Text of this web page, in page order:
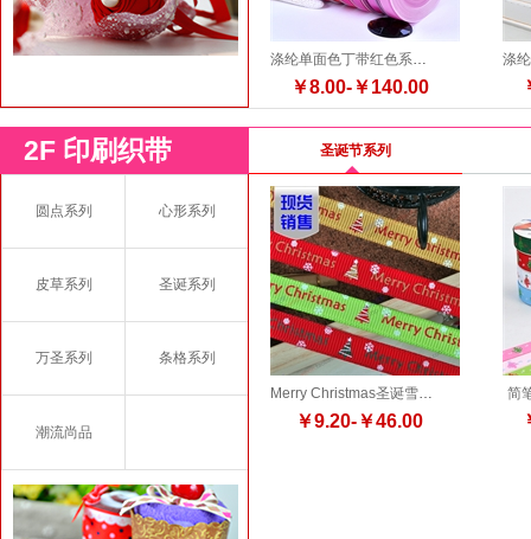
涤纶单面色丁带红色系列49种颜色 17种尺寸
￥8.00-￥140.00
2F 印刷织带 圣诞节系列
圆点系列 心形系列
皮草系列 圣诞系列
万圣系列 条格系列
潮流尚品
Merry Christmas圣诞雪景印刷带
￥9.20-￥46.00
简